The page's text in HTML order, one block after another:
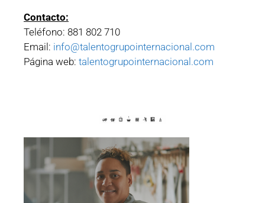
Contacto:
Teléfono: 881 802 710
Email: info@talentogrupointernacional.com
Página web: talentogrupointernacional.com